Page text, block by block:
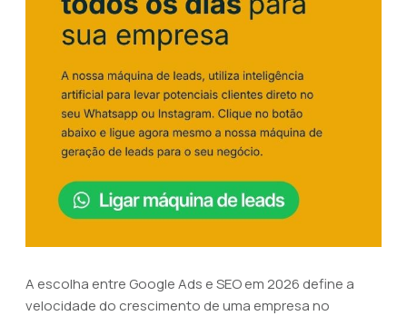
A escolha entre Google Ads e SEO em 2026 define a
velocidade do crescimento de uma empresa no